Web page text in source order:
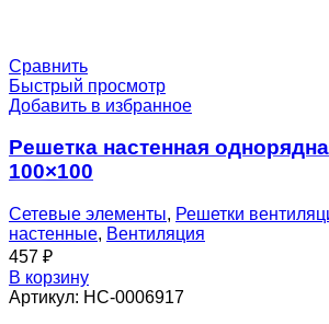
Сравнить
Быстрый просмотр
Добавить в избранное
Решетка настенная
100×100
Сетевые элементы, Решетки
настенные, Вентиляция
457 ₽
В корзину
Артикул: НС-0006917